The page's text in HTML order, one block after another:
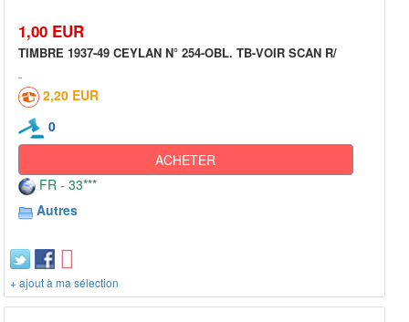
1,00 EUR
TIMBRE 1937-49 CEYLAN N° 254-OBL. TB-VOIR SCAN R/
2,20 EUR
0
ACHETER
FR - 33***
Autres
+ ajout à ma sélection